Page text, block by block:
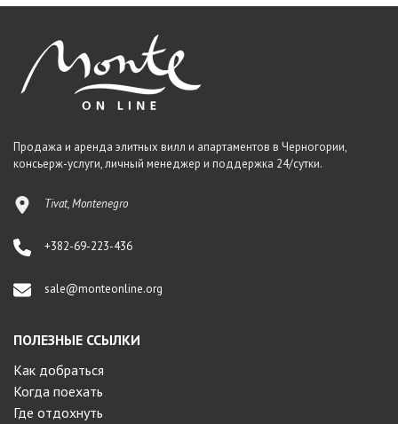
Продажа и аренда элитных вилл и апартаментов в Черногории,
консьерж-услуги, личный менеджер и поддержка 24/сутки.
Tivat, Montenegro
+382-69-223-436
sale@monteonline.org
ПОЛЕЗНЫЕ ССЫЛКИ
Как добраться
Когда поехать
Где отдохнуть